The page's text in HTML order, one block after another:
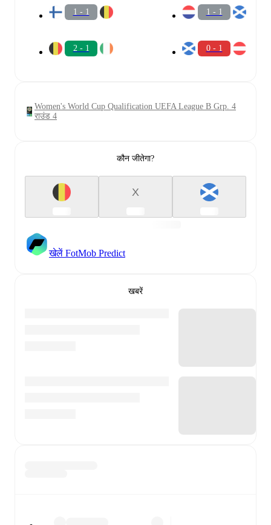
1 - 1
2 - 1
1 - 1
0 - 1
Women's World Cup Qualification UEFA League B Grp. 4
राउंड 4
कौन जीतेगा?
X
खेलें FotMob Predict
खबरें